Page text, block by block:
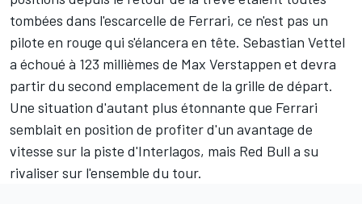
tombées dans l'escarcelle de Ferrari, ce n'est pas un
pilote en rouge qui s'élancera en tête. Sebastian Vettel
a échoué à 123 millièmes de Max Verstappen et devra
partir du second emplacement de la grille de départ.
Une situation d'autant plus étonnante que Ferrari
semblait en position de profiter d'un avantage de
vitesse sur la piste d'Interlagos, mais Red Bull a su
rivaliser sur l'ensemble du tour.